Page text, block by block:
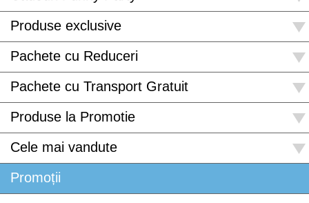
Produse exclusive
Pachete cu Reduceri
Pachete cu Transport Gratuit
Produse la Promotie
Cele mai vandute
Promoții